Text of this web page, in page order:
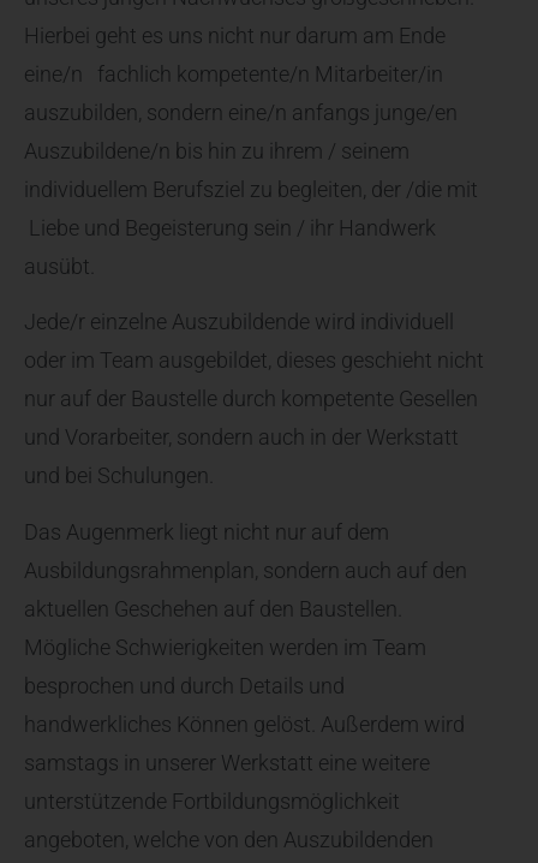
Hierbei geht es uns nicht nur darum am Ende
eine/n fachlich kompetente/n Mitarbeiter/in
auszubilden, sondern eine/n anfangs junge/en
Auszubildene/n bis hin zu ihrem / seinem
individuellem Berufsziel zu begleiten, der /die mit
Liebe und Begeisterung sein / ihr Handwerk
ausübt.
Jede/r einzelne Auszubildende wird individuell
oder im Team ausgebildet, dieses geschieht nicht
nur auf der Baustelle durch kompetente Gesellen
und Vorarbeiter, sondern auch in der Werkstatt
und bei Schulungen.
Das Augenmerk liegt nicht nur auf dem
Ausbildungsrahmenplan, sondern auch auf den
aktuellen Geschehen auf den Baustellen.
Mögliche Schwierigkeiten werden im Team
besprochen und durch Details und
handwerkliches Können gelöst. Außerdem wird
samstags in unserer Werkstatt eine weitere
unterstützende Fortbildungsmöglichkeit
angeboten, welche von den Auszubildenden